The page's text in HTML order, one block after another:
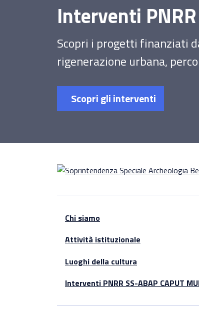
Interventi
Scopri i progetti finanziati
rigenerazione urbana,
Scopri gli interventi
Chi siamo
Attività istituzionale
Luoghi della cultura
Interventi PNRR SS-ABAP CAPUT